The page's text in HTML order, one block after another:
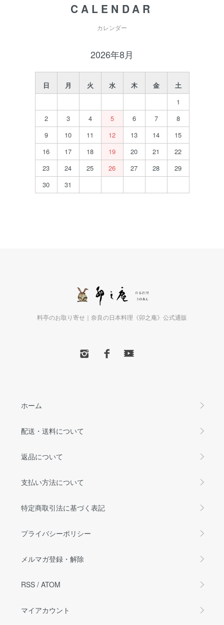
CALENDAR
カレンダー
2026年8月
日 月 火 水 木 金
土
1
2
3 4 5 6 7
8
9
10 11 12 13 14
15
16
17 18 19 20 21
22
23
24 25 26 27 28
29
30
31
料亭のお取り寄せ｜奈良の日本料理《卯之庵》公式通販
ホーム
配送・送料について
返品について
支払い方法について
特定商取引法に基づく表記
プライバシーポリシー
メルマガ登録・解除
RSS /ATOM
マイアカウント